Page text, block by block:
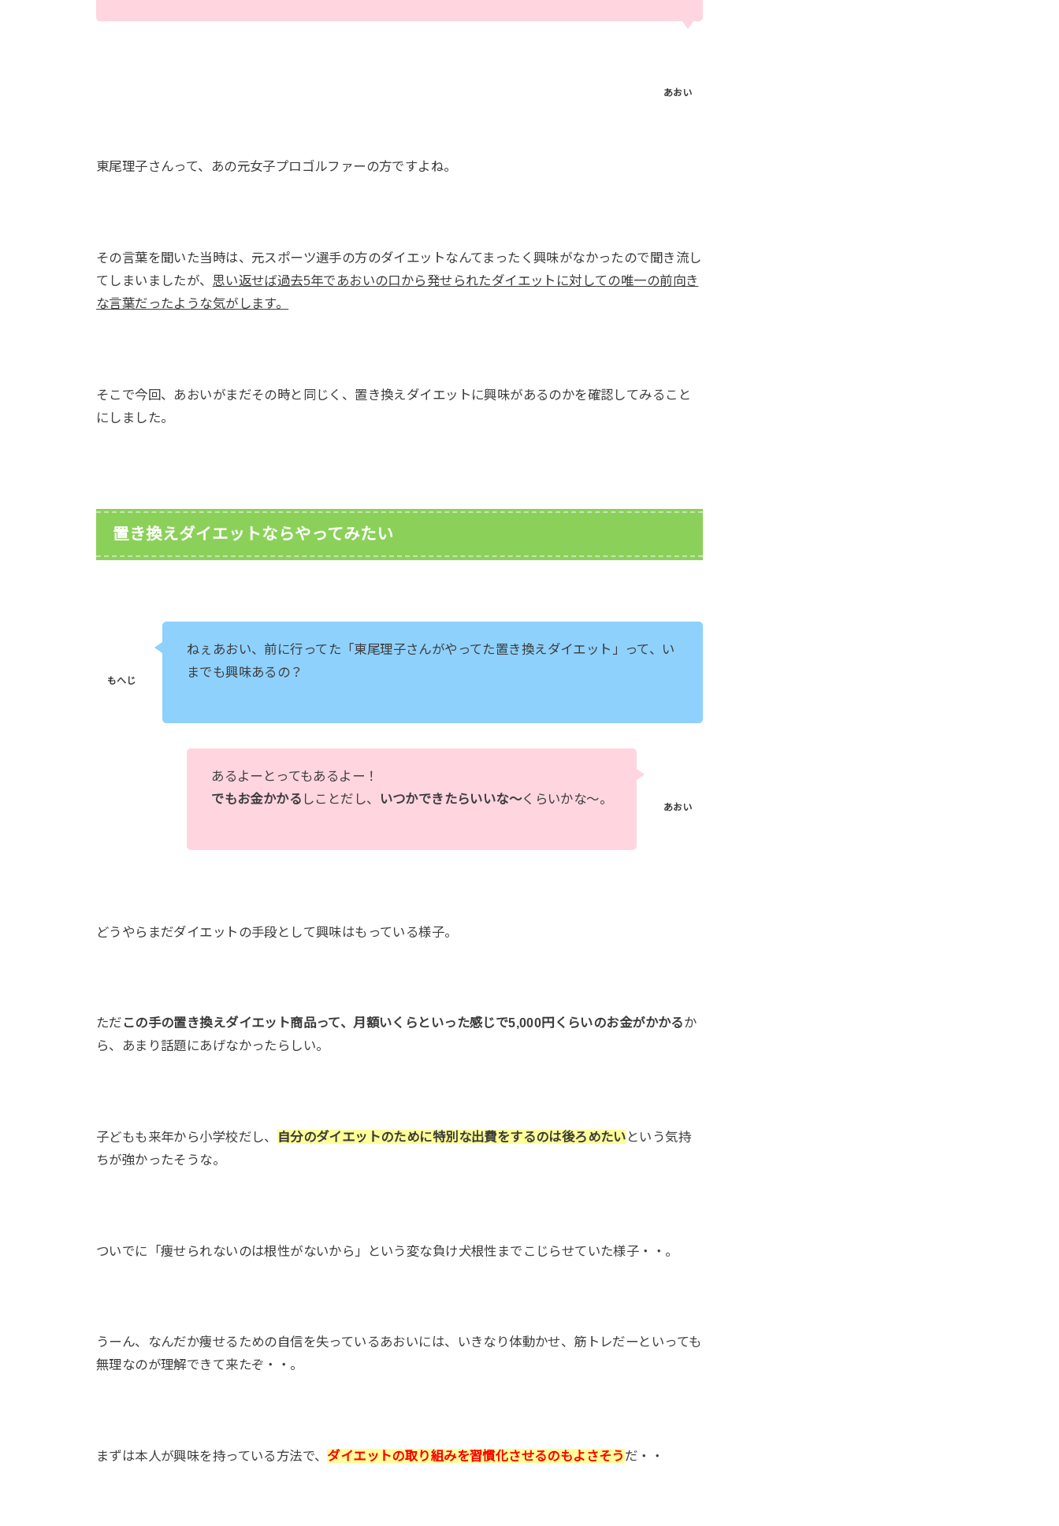
東尾理子さんって、あの元女子プロゴルファーの方ですよね。
その言葉を聞いた当時は、元スポーツ選手の方のダイエットなんてまったく興味がなかったので聞き流し
てしまいましたが、 思い返せば過去5年であおいの口から発せられたダイエットに対しての唯一の前向き
な言葉だったような気がします。
そこで今回、あおいがまだその時と同じく、置き換えダイエットに興味があるのかを確認してみること
にしました。
置き換えダイエットならやってみたい
ねぇあおい、前に行ってた「東尾理子さんがやってた置き換えダイエット」って、い
までも興味あるの？
あるよーとってもあるよー！
でもお金かかる しことだし、 いつかできたらいいな～くらいかな～。
どうやらまだダイエットの手段として興味はもっている様子。
ただこの手の置き換えダイエット商品って、月額いくらといった感じで5,000円くらいのお金がかかるか
ら、あまり話題にあげなかったらしい。
子どもも来年から小学校だし、 自分のダイエットのために特別な出費をするのは後ろめたい という気持
ちが強かったそうな。
ついでに「痩せられないのは根性がないから」という変な負け犬根性までこじらせていた様子・・。
うーん、なんだか痩せるための自信を失っているあおいには、いきなり体動かせ、筋トレだーといっても
無理なのが理解できて来たぞ・・。
まずは本人が興味を持っている方法で、 ダイエットの取り組みを習慣化させるのもよさそう だ・・